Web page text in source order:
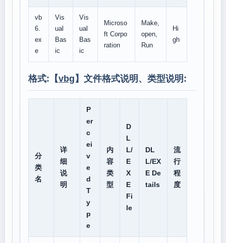
vb
6.
ex
e
Vis
ual
Bas
ic
Vis
ual
Bas
ic
Microso
ft Corpo
ration
Make,
open,
Run
Hi
gh
格式:【vbg 】文件格式说明、类型说明:
分
类
名
详
细
说
明
P
er
c
ei
v
e
d
T
y
p
e
内
容
类
型
D
L
L/
E
X
E
Fi
le
DL
L/EX
E De
tails
流
行
程
度